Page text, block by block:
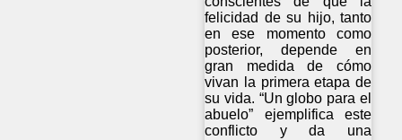
felicidad de su hijo, tanto
en ese momento como
posterior, depende en
gran medida de cómo
vivan la primera etapa de
su vida. “Un globo para el
abuelo” ejemplifica este
conflicto y da una